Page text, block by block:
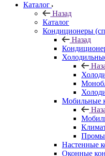
Каталог
Назад
Каталог
Кондиционеры
Назад
Мобильные
Настенные
Оконные